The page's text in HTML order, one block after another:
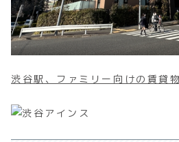
渋谷駅、ファミリー向けの賃貸